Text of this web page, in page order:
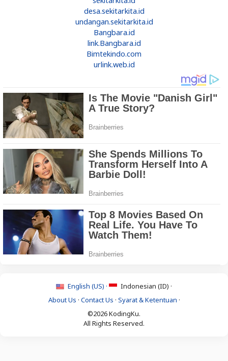
desa.sekitarkita.id
undangan.sekitarkita.id
Bangbara.id
link.Bangbara.id
Bimtekindo.com
urlink.web.id
English (US) ·
Indonesian (ID) ·
About Us · Contact Us · Syarat & Ketentuan ·
©2026 KodingKu.
All Rights Reserved.